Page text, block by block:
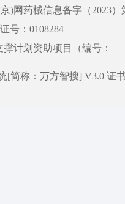
)网药械信息备字（2023）
号：0108284
计划资助项目（编号：
[简称：万方智搜] V3.0 证